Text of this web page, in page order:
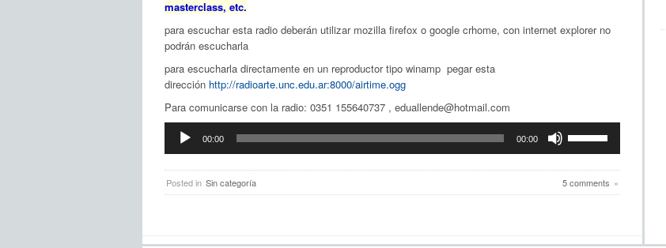
masterclass, etc.
para escuchar esta radio deberán utilizar mozilla firefox o google crhome, con internet explorer no
podrán escucharla
para escucharla directamente en un reproductor tipo winamp pegar esta
dirección http://radioarte.unc.edu.ar:8000/airtime.ogg
Para comunicarse con la radio: 0351 155640737 , eduallende@hotmail.com
Reproductor
00:00 00:00
las
flecha
aumentar
5 comments »
Posted in Sin categoría